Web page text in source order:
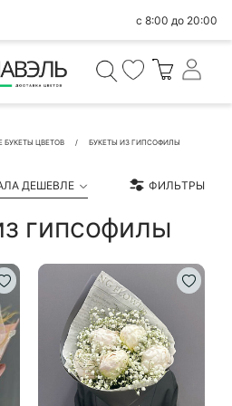
с 8:00 до 20:00
БУКЕТЫ ЦВЕТОВ БУКЕТЫ ИЗ ГИПСОФИЛЫ
ДЕШЕВЛЕ ФИЛЬТРЫ
гипсофилы
покупка
ПОКУПКА